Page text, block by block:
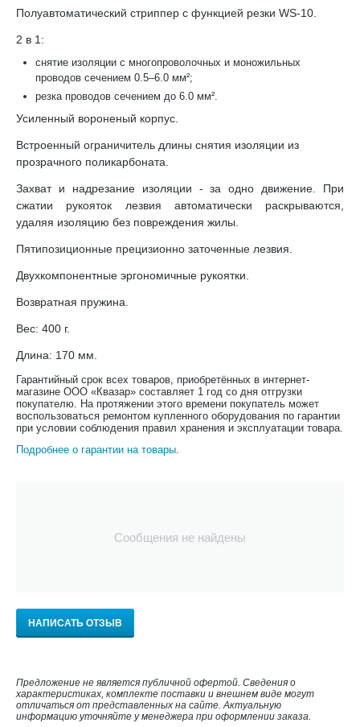
Полуавтоматический стриппер с функцией резки WS-10.
2 в 1:
снятие изоляции с многопроволочных и моножильных
проводов сечением 0.5–6.0 мм²;
резка проводов сечением до 6.0 мм².
Усиленный вороненый корпус.
Встроенный ограничитель длины снятия изоляции из
прозрачного поликарбоната.
Захват и надрезание изоляции - за одно движение. При
сжатии рукояток лезвия автоматически раскрываются,
удаляя изоляцию без повреждения жилы.
Пятипозиционные прецизионно заточенные лезвия.
Двухкомпонентные эргономичные рукоятки.
Возвратная пружина.
Вес: 400 г.
Длина: 170 мм.
Гарантийный срок всех товаров, приобретённых в интернет-
магазине ООО «Квазар» составляет 1 год со дня отгрузки
покупателю. На протяжении этого времени покупатель может
воспользоваться ремонтом купленного оборудования по гарантии
при условии соблюдения правил хранения и эксплуатации товара.
Подробнее о гарантии на товары.
Сообщения не найдены
НАПИСАТЬ ОТЗЫВ
Предложение не является публичной офертой. Сведения о
характеристиках, комплекте поставки и внешнем виде могут
отличаться от представленных на сайте. Актуальную
информацию уточняйте у менеджера при оформлении заказа.